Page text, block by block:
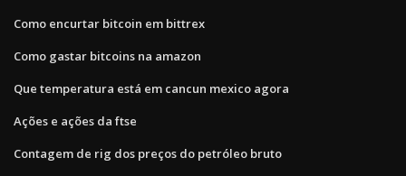
Como encurtar bitcoin em bittrex
Como gastar bitcoins na amazon
Que temperatura está em cancun mexico agora
Ações e ações da ftse
Contagem de rig dos preços do petróleo bruto